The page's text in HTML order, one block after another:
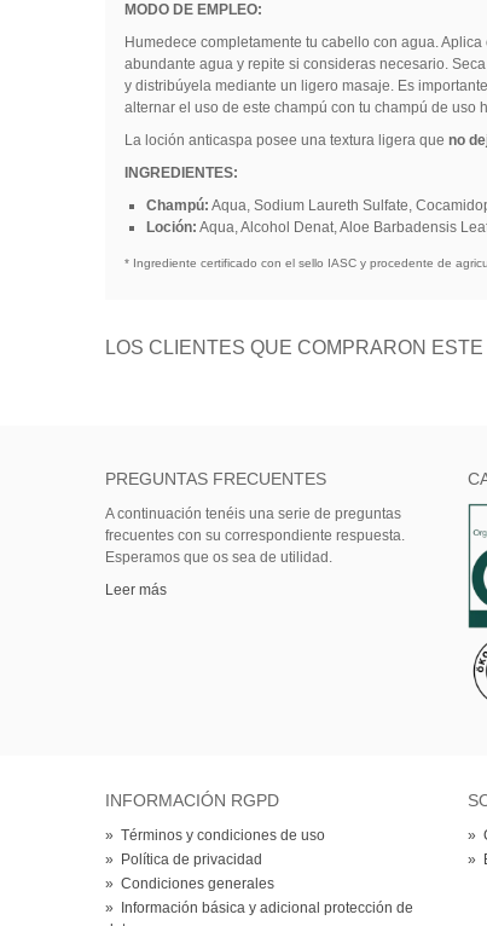
MODO DE EMPLEO:
Humedece completamente tu cabello con agua. Aplica
abundante agua y repite si consideras necesario.
y distribúyela mediante un ligero masaje. Es importante
alternar el uso de este champú con tu champú de uso
La loción anticaspa posee una textura ligera que no
INGREDIENTES:
Champú: Aqua, Sodium Laureth Sulfate,
Loción: Aqua, Alcohol Denat, Aloe Barbadensis
* Ingrediente certificado con el sello IASC y procedente de
LOS CLIENTES QUE COMPRARON
PREGUNTAS FRECUENTES
A continuación tenéis una serie de preguntas
frecuentes con su correspondiente respuesta.
Esperamos que os sea de utilidad.
Leer más
INFORMACIÓN RGPD
» Términos y condiciones de uso
» Política de privacidad
» Condiciones generales
» Información básica y adicional protección de
»
»